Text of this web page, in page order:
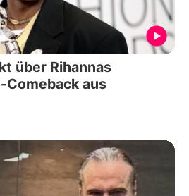
über Rihannas
Comeback aus